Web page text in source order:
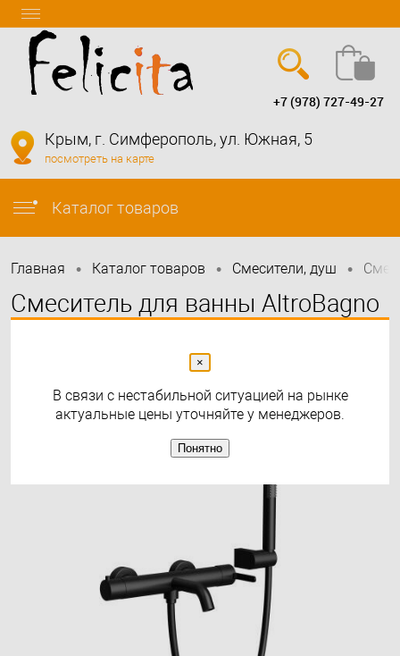
info@felicita-crimea.ru
+7 (978) 727-49-27
Крым, г. Симферополь, ул. Южная, 5
посмотреть на карте
Каталог товаров
Главная • Каталог товаров • Смесители, душ •
Смеситель для ванны AltroBagno
×
В связи с нестабильной ситуацией на рынке
актуальные цены уточняйте у менеджеров.
Понятно